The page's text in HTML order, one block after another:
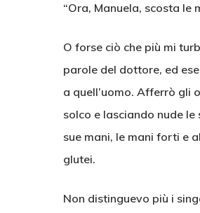
“Ora, Manuela, scosta le
O forse ciò che più mi
parole del dottore, ed
a quell’uomo. Afferrò gli
solco e lasciando nude
sue mani, le mani forti e
glutei.
Non distinguevo più i